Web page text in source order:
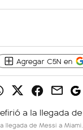
Agregar C5N en
llegada de Messi a Miami.